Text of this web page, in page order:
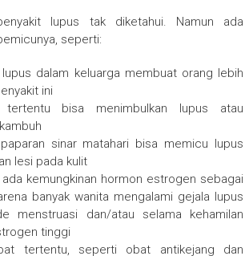
lupus tak diketahui. Namun ada
seperti:
lupus dalam keluarga membuat orang lebih
ini
tertentu bisa menimbulkan lupus atau
sinar matahari bisa memicu lupus
lesi pada kulit
kemungkinan hormon estrogen sebagai
banyak wanita mengalami gejala lupus
menstruasi dan/atau selama kehamilan
tinggi
tertentu, seperti obat antikejang dan